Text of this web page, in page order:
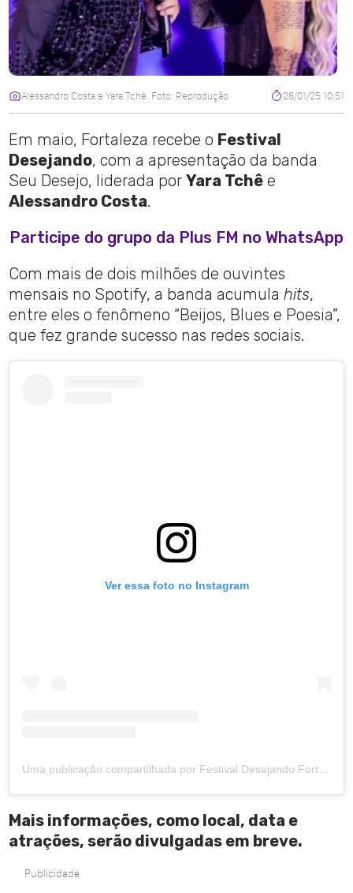
Alessandro Costa e Yara Tchê. Foto: Reprodução 28/01/25 10:51
Em maio, Fortaleza recebe o Festival
Desejando, com a apresentação da banda
Seu Desejo, liderada porYara Tchê e
Alessandro Costa.
Participe do grupo da Plus FM no WhatsApp
Com mais de dois milhões de ouvintes
mensais no Spotify, a banda acumulahits,
entre eles o fenômeno “Beijos, Blues e Poesia”,
que fez grande sucesso nas redes sociais.
Ver essa foto no Instagram
Mais informações, como local, data e
atrações, serão divulgadas em breve.
Publicidade